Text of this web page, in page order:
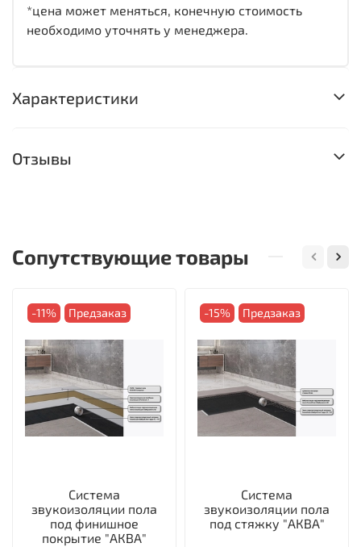
*цена может меняться, конечную стоимость
необходимо уточнять у менеджера.
Характеристики
Отзывы
Сопутствующие товары
-11% Предзаказ
Система
звукоизоляции пола
под финишное
покрытие "АКВА"
-15% Предзаказ
Система
звукоизоляции пола
под стяжку "АКВА"